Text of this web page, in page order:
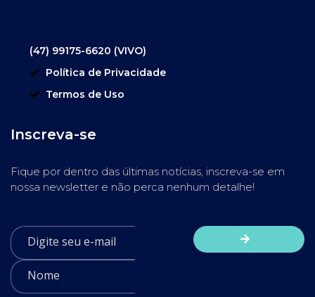
(47) 99175-6620 (VIVO)
Política de Privacidade
Termos de Uso
Inscreva-se
Fique por dentro das últimas notícias, inscreva-se em
nossa newsletter e não perca nenhum detalhe!